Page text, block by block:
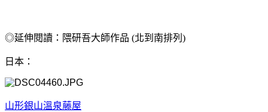
◎延伸閱讀：隈研吾大師作品 (北到南排列)
日本：
山形銀山溫泉藤屋